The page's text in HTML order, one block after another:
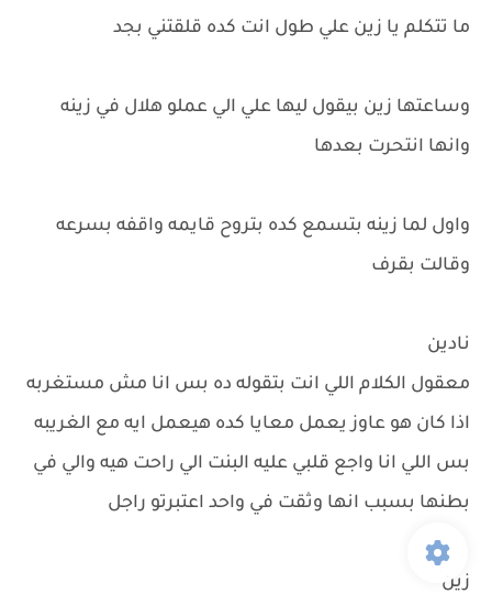
ما تتكلم يا زين علي طول انت كده قلقتني بجد
وساعتها زين بيقول ليها علي الي عملو هلال في زينه
وانها انتحرت بعدها
واول لما زينه بتسمع كده بتروح قايمه واقفه بسرعه
وقالت بقرف
نادين
معقول الكلام اللي انت بتقوله ده بس انا مش مستغربه
اذا كان هو عاوز يعمل معايا كده هيعمل ايه مع الغريبه
بس اللي انا واجع قلبي عليه البنت الي راحت هيه والي في
بطنها بسبب انها وثقت في واحد اعتبرتو راجل
زين